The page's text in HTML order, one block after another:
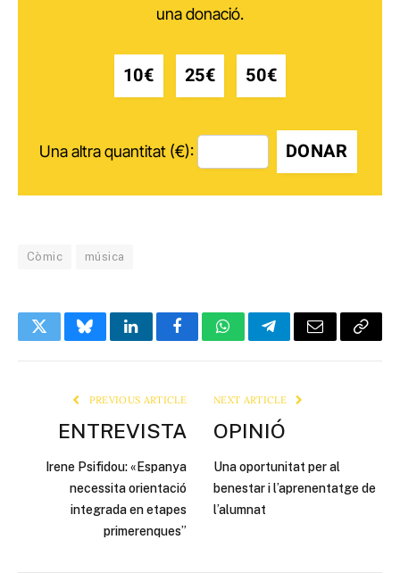
una donació.
10€ 25€ 50€
Una altra quantitat (€): DONAR
Còmic música
TwitterBlueskyLinkedInFacebookWhatsAppTelegramEmail Copy
PREVIOUS ARTICLE
ENTREVISTA
Irene Psifidou: «Espanya
necessita orientació
integrada en etapes
primerenques”
NEXT ARTICLE
OPINIÓ
Una oportunitat per al
benestar i l’aprenentatge de
l’alumnat